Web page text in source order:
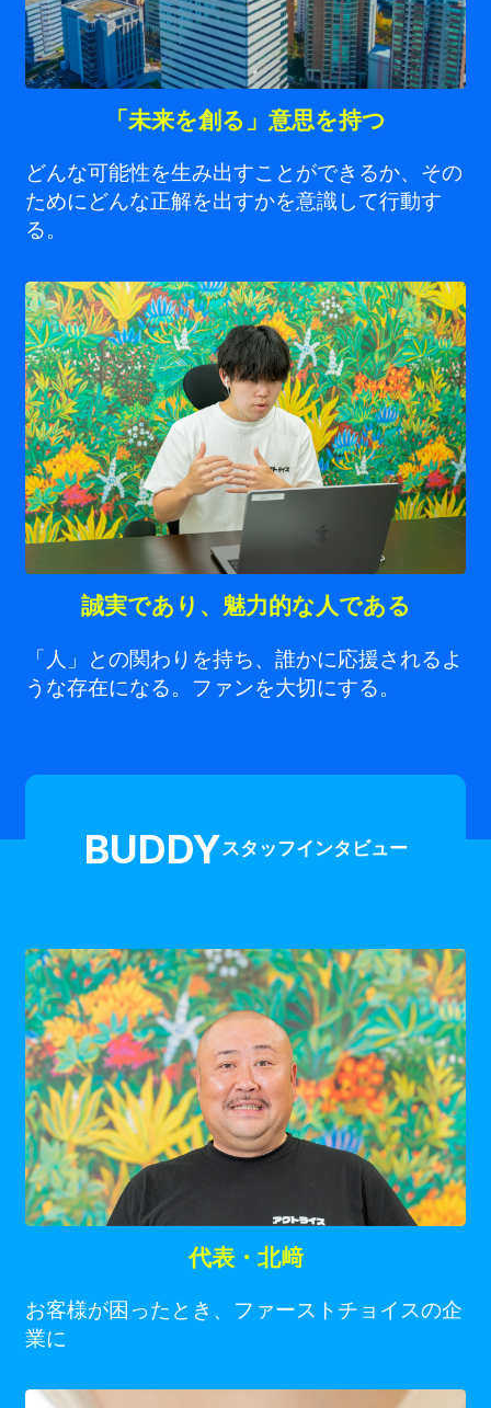
「未来を創る」意思を持つ
どんな可能性を生み出すことができるか、その
ためにどんな正解を出すかを意識して行動す
る。
誠実であり、魅力的な人である
「人」との関わりを持ち、誰かに応援されるよ
うな存在になる。ファンを大切にする。
BUDDYスタッフインタビュー
代表・北﨑
お客様が困ったとき、ファーストチョイスの企
業に